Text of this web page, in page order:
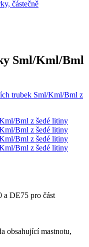
částečně
Sml/Kml/Bml
DE75 pro část
obsahující mastnotu,